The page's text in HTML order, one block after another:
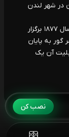
در شهر لندن
- نخستین دوره از مسابقات تنیس ویمبلدون در سال ۱۸۷۷ برگزار
گور به پایان
و قیمت بلیت آن یک
نصب کن